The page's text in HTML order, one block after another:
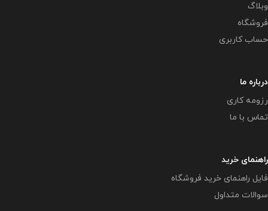
وبلاگ
فروشگاه
حساب کاربری
درباره ما
رزومه کاری
تماس با ما
راهنمای خرید
فایل راهنمای خرید فروشگاه
سوالات متداول